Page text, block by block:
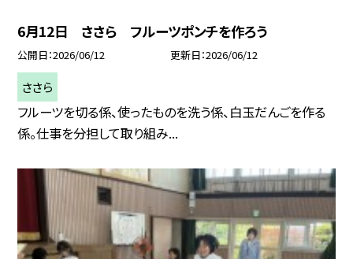
6月12日 ささら フルーツポンチを作ろう
公開日 2026/06/12 更新日 2026/06/12
ささら
フルーツを切る係、使ったものを洗う係、白玉だんごを作る
係。仕事を分担して取り組み...